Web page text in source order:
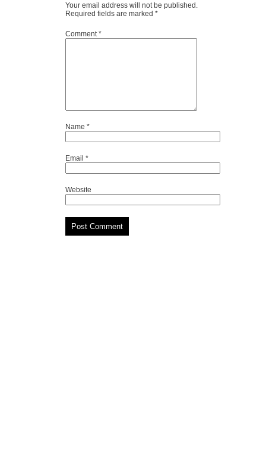
Your email address will not be published.
Required fields are marked *
Comment *
Name *
Email *
Website